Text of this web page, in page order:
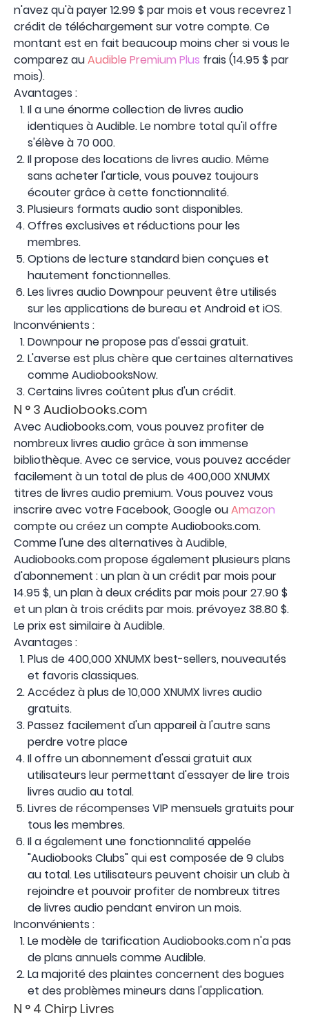
n'avez qu'à payer 12.99 $ par mois et vous recevrez 1
crédit de téléchargement sur votre compte. Ce
montant est en fait beaucoup moins cher si vous le
comparez auAudible Premium Plus frais (14.95 $ par
mois).
Avantages :
Il a une énorme collection de livres audio
identiques à Audible. Le nombre total qu'il offre
s'élève à 70 000.
Il propose des locations de livres audio. Même
sans acheter l'article, vous pouvez toujours
écouter grâce à cette fonctionnalité.
Plusieurs formats audio sont disponibles.
Offres exclusives et réductions pour les
membres.
Options de lecture standard bien conçues et
hautement fonctionnelles.
Les livres audio Downpour peuvent être utilisés
sur les applications de bureau et Android et iOS.
Inconvénients :
Downpour ne propose pas d'essai gratuit.
L'averse est plus chère que certaines alternatives
comme AudiobooksNow.
Certains livres coûtent plus d'un crédit.
N ° 3 Audiobooks.com
Avec Audiobooks.com, vous pouvez profiter de
nombreux livres audio grâce à son immense
bibliothèque. Avec ce service, vous pouvez accéder
facilement à un total de plus de 400,000 XNUMX
titres de livres audio premium. Vous pouvez vous
inscrire avec votre Facebook, Google ouAmazon
compte ou créez un compte Audiobooks.com.
Comme l'une des alternatives à Audible,
Audiobooks.com propose également plusieurs plans
d'abonnement : un plan à un crédit par mois pour
14.95 $, un plan à deux crédits par mois pour 27.90 $
et un plan à trois crédits par mois. prévoyez 38.80 $.
Le prix est similaire à Audible.
Avantages :
Plus de 400,000 XNUMX best-sellers, nouveautés
et favoris classiques.
Accédez à plus de 10,000 XNUMX livres audio
gratuits.
Passez facilement d'un appareil à l'autre sans
perdre votre place
Il offre un abonnement d'essai gratuit aux
utilisateurs leur permettant d'essayer de lire trois
livres audio au total.
Livres de récompenses VIP mensuels gratuits pour
tous les membres.
Il a également une fonctionnalité appelée
"Audiobooks Clubs" qui est composée de 9 clubs
au total. Les utilisateurs peuvent choisir un club à
rejoindre et pouvoir profiter de nombreux titres
de livres audio pendant environ un mois.
Inconvénients :
Le modèle de tarification Audiobooks.com n'a pas
de plans annuels comme Audible.
La majorité des plaintes concernent des bogues
et des problèmes mineurs dans l'application.
N ° 4 Chirp Livres